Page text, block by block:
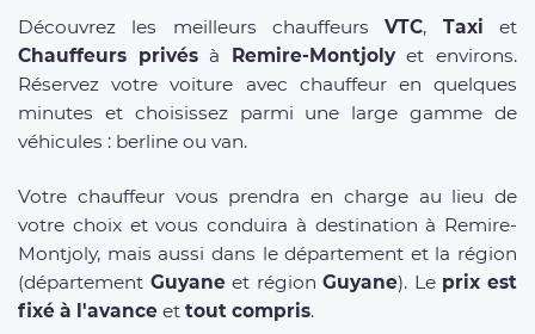
Découvrez les meilleurs chauffeursVTC, Taxi et
Chauffeurs privésà Remire-Montjolyet environs.
Réservez votre voiture avec chauffeur en quelques
minutes et choisissez parmi une large gamme de
véhicules : berline ou van.
Votre chauffeur vous prendra en charge au lieu de
votre choix et vous conduira à destination à Remire-
Montjoly, mais aussi dans le département et la région
(département Guyaneet régionGuyane). Le prix est
fixé à l'avance et tout compris.